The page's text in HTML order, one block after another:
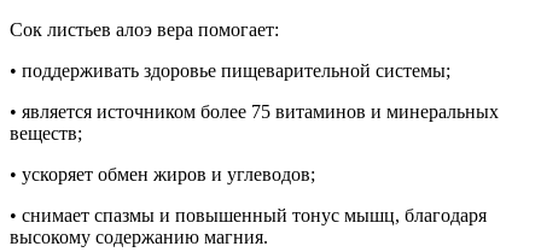
Сок листьев алоэ вера помогает:
• поддерживать здоровье пищеварительной системы;
• является источником более 75 витаминов и минеральных
веществ;
• ускоряет обмен жиров и углеводов;
• снимает спазмы и повышенный тонус мышц, благодаря
высокому содержанию магния.